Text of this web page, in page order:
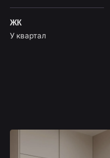
ЖК
У квартал